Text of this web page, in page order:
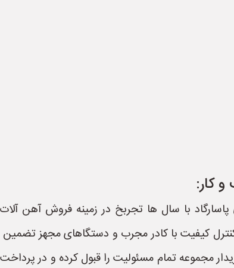
کار:
با سال ها تجربخ در زمینه فروش آهن
کیفیت با کادر مجرب و دستگاهای مجهز
مجموعه تمام مسئولیت را قبول کرده و در